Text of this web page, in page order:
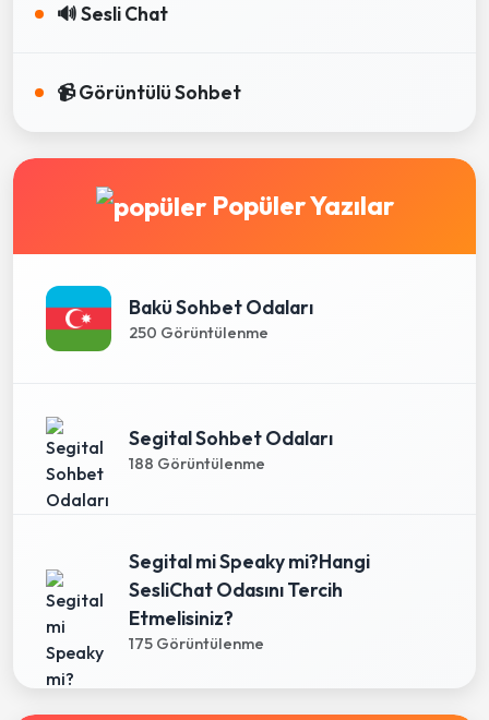
🔊 Sesli Chat
📹 Görüntülü Sohbet
Popüler Yazılar
Bakü Sohbet Odaları
250 Görüntülenme
Segital Sohbet Odaları
188 Görüntülenme
Segital mi Speaky mi?Hangi
SesliChat Odasını Tercih
Etmelisiniz?
175 Görüntülenme